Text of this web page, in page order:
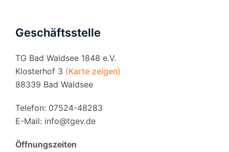
Geschäftsstelle
TG Bad Waldsee 1848 e.V.
Klosterhof 3 (Karte zeigen)
88339 Bad Waldsee
Telefon: 07524-48283
E-Mail: info@tgev.de
Öffnungszeiten